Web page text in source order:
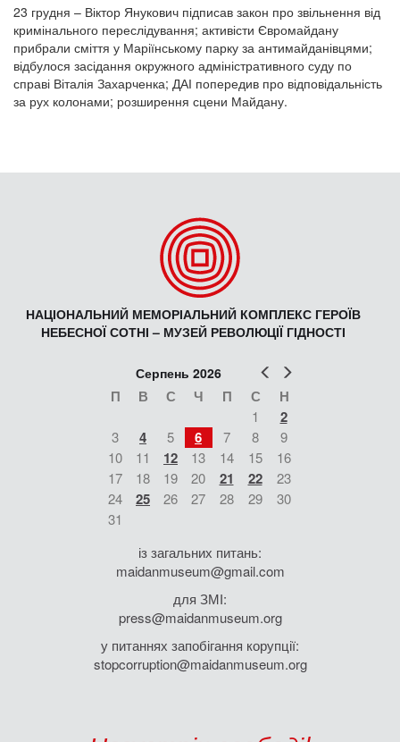
23 грудня – Віктор Янукович підписав закон про звільнення від
кримінального переслідування; активісти Євромайдану
прибрали сміття у Маріїнському парку за антимайданівцями;
відбулося засідання окружного адміністративного суду по
справі Віталія Захарченка; ДАІ попередив про відповідальність
за рух колонами; розширення сцени Майдану.
НАЦІОНАЛЬНИЙ МЕМОРІАЛЬНИЙ КОМПЛЕКС ГЕРОЇВ
НЕБЕСНОЇ СОТНІ – МУЗЕЙ РЕВОЛЮЦІЇ ГІДНОСТІ
Попер
Серпень 2026
П В С Ч П С Н
1 2
3 4 5 6 7 8
9
10
11 12 13 14 15
16
17
18 19 20 21 22
23
24
25 26 27 28 29
30
31
із загальних питань:
maidanmuseum@gmail.com
для ЗМІ:
press@maidanmuseum.org
у питаннях запобігання корупції:
stopcorruption@maidanmuseum.org